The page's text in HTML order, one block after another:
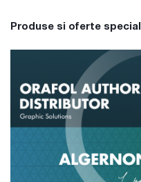
Produse si oferte